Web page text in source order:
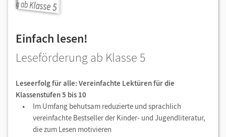
Einfach lesen!
Leseförderung ab Klasse 5
Leseerfolg für alle: Vereinfachte Lektüren für die
Klassenstufen 5 bis 10
Im Umfang behutsam reduzierte und sprachlich
vereinfachte Bestseller der Kinder- und Jugendliteratur,
die zum Lesen motivieren